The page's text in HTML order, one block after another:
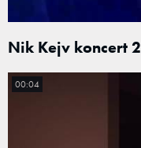
Nik Kejv koncert 2
00:04